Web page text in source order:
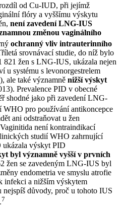
od Cu-IUD, při jejímž
flóry a vyššímu výskytu
není zavedení LNG-IUS
změnou vaginálního
ochranný vliv intrauterinního
srovnávací studie, do níž bylo
821 žen s LNG-IUS, ukázala nejen
u systému s levonorgestrelem
ale také významně nižší výskyt
Prevalence PID v obecné
shodné jako při zavedení LNG-
WHO pro používání antikoncepce
ani odstraňovat u žen
není kontraindikací
studií WHO zahrnující
ukázala výskyt PID
byl významně vyšší v prvních
žen se zavedeným LNG-IUS byl
endometria ve smyslu atrofie
infekci a nižším výskytem
nejspíš důvody, proč u tohoto IUS
7